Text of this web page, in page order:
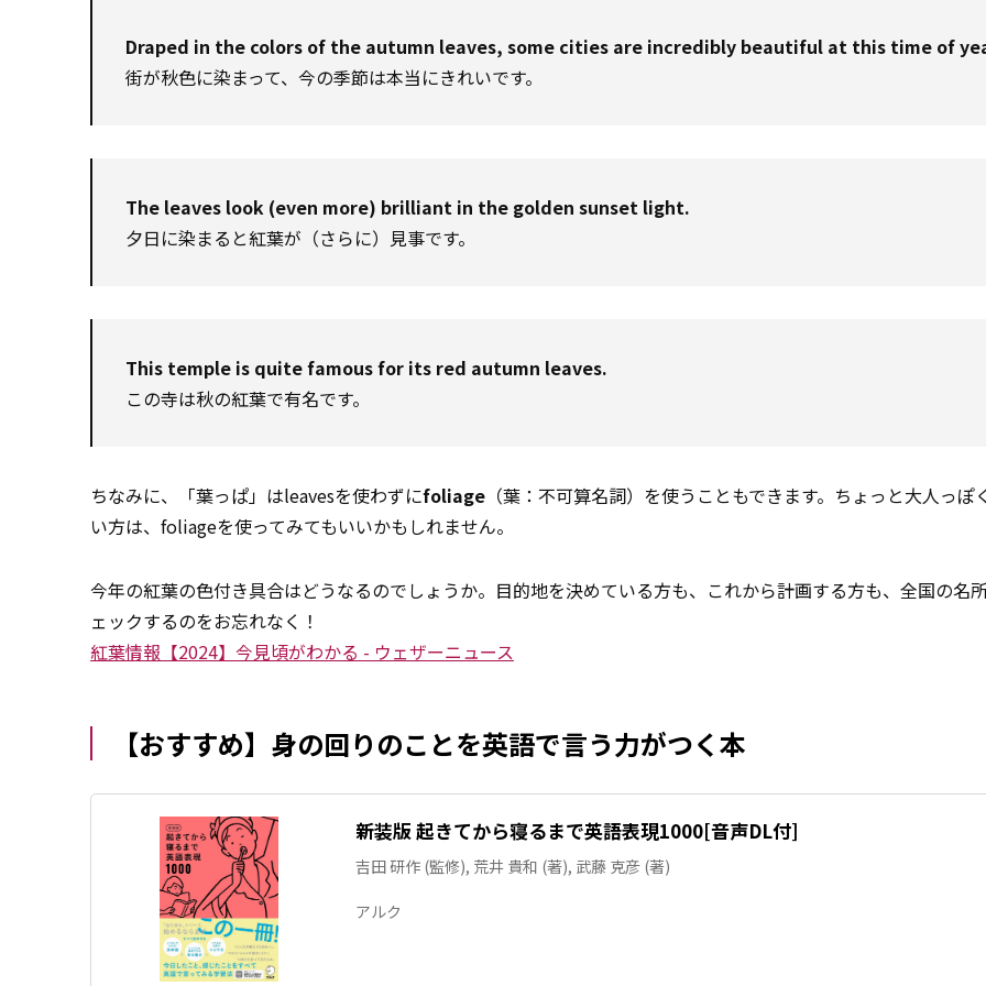
Draped in the colors of the autumn leaves, some cities are incredibly beautiful at this time of
街が秋色に染まって、今の季節は本当にきれいです。
The leaves look (even more) brilliant in the golden sunset light.
夕日に染まると紅葉が（さらに）見事です。
This temple is quite famous for its red autumn leaves.
この寺は秋の紅葉で有名です。
ちなみに、「葉っぱ」はleavesを使わずにfoliage （葉：不可算名詞）を使うこともできます。ちょっと大人っぽ
い方は、foliageを使ってみてもいいかもしれません。
今年の紅葉の色付き具合はどうなるのでしょうか。目的地を決めている方も、これから計画する方も、全国の名
ェックするのをお忘れなく！
紅葉情報【2024】今見頃がわかる - ウェザーニュース
【おすすめ】身の回りのことを英語で言う力がつく本
新装版 起きてから寝るまで英語表現1000[音声DL付]
吉田 研作 (監修), 荒井 貴和 (著), 武藤 克彦 (著)
アルク